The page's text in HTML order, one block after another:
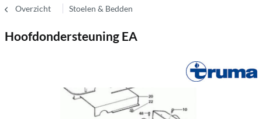
Overzicht Stoelen & Bedden
Hoofdondersteuning EA